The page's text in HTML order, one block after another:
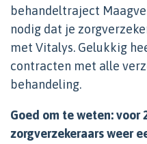
behandeltraject
nodig dat je
met Vitalys. Gelukkig
contracten met alle
behandeling.
Goed om te weten: voor
zorgverzekeraars weer